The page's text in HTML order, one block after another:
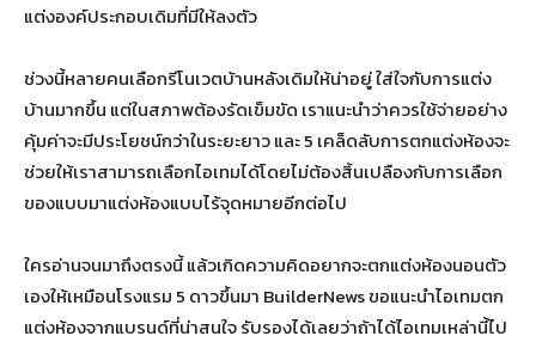
แต่งองค์ประกอบเดิมที่มีให้ลงตัว
ช่วงนี้หลายคนเลือกรีโนเวตบ้านหลังเดิมให้น่าอยู่ ใส่ใจกับการแต่ง
บ้านมากขึ้น แต่ในสภาพต้องรัดเข็มขัด เราแนะนำว่าควรใช้จ่ายอย่าง
คุ้มค่าจะมีประโยชน์กว่าในระยะยาว และ 5 เคล็ดลับการตกแต่งห้องจะ
ช่วยให้เราสามารถเลือกไอเทมได้โดยไม่ต้องสิ้นเปลืองกับการเลือก
ของแบบมาแต่งห้องแบบไร้จุดหมายอีกต่อไป
ใครอ่านจนมาถึงตรงนี้ แล้วเกิดความคิดอยากจะตกแต่งห้องนอนตัว
เองให้เหมือนโรงแรม 5 ดาวขึ้นมา BuilderNews ขอแนะนำไอเทมตก
แต่งห้องจากแบรนด์ที่น่าสนใจ รับรองได้เลยว่าถ้าได้ไอเทมเหล่านี้ไป